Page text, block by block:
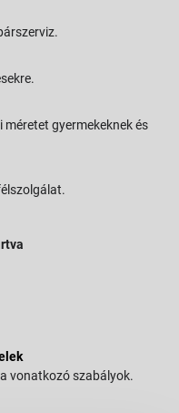
gyermekeknek és
vonatkozó szabályok.